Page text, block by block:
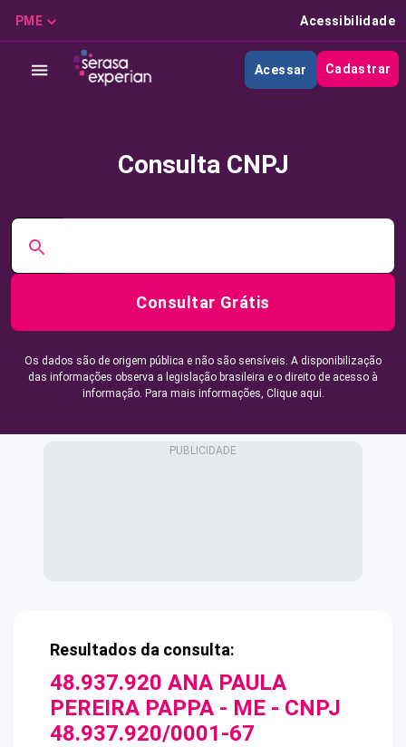
PME Acessibilidade
Acessar Cadastrar
Consulta CNPJ
Consultar Grátis
Os dados são de origem pública e não são sensíveis. A disponibilização
das informações observa a legislação brasileira e o direito de acesso à
informação. Para mais informações, Clique aqui.
Resultados da consulta:
48.937.920 ANA PAULA
PEREIRA PAPPA - ME - CNPJ
48.937.920/0001-67